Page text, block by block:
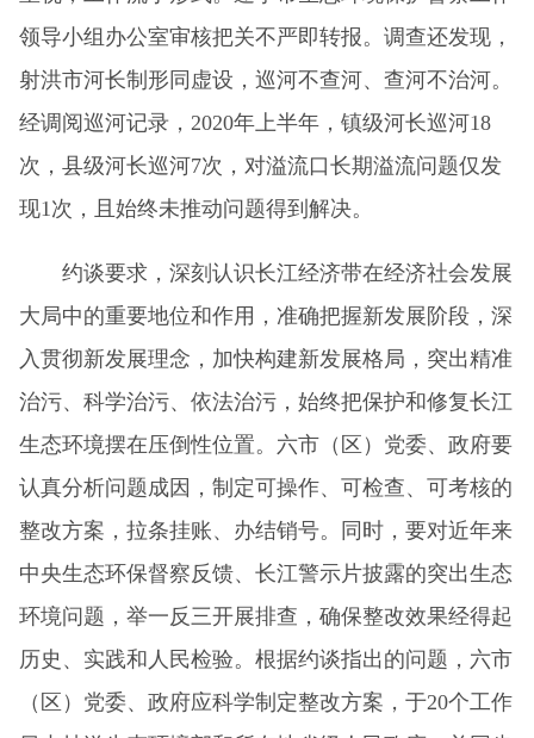
领导小组办公室审核把关不严即转报。调查还发现，
射洪市河长制形同虚设，巡河不查河、查河不治河。
经调阅巡河记录，2020年上半年，镇级河长巡河18
次，县级河长巡河7次，对溢流口长期溢流问题仅发
现1次，且始终未推动问题得到解决。
约谈要求，深刻认识长江经济带在经济社会发展
大局中的重要地位和作用，准确把握新发展阶段，深
入贯彻新发展理念，加快构建新发展格局，突出精准
治污、科学治污、依法治污，始终把保护和修复长江
生态环境摆在压倒性位置。六市（区）党委、政府要
认真分析问题成因，制定可操作、可检查、可考核的
整改方案，拉条挂账、办结销号。同时，要对近年来
中央生态环保督察反馈、长江警示片披露的突出生态
环境问题，举一反三开展排查，确保整改效果经得起
历史、实践和人民检验。根据约谈指出的问题，六市
（区）党委、政府应科学制定整改方案，于20个工作